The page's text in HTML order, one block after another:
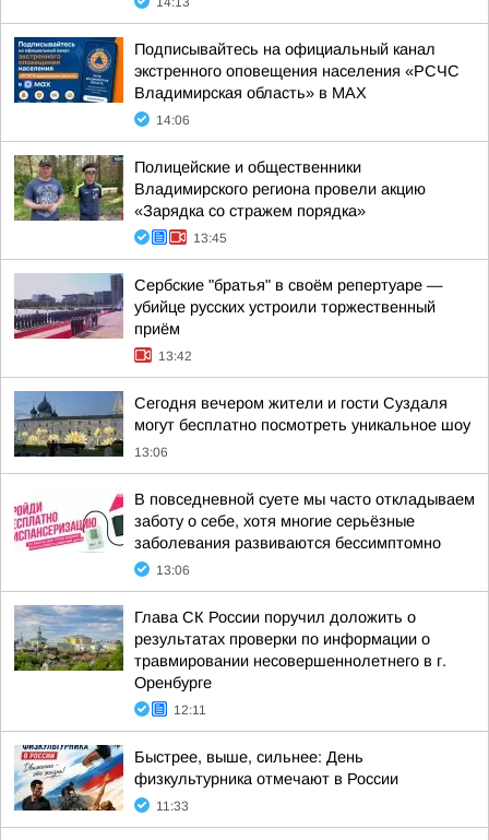
Подписывайтесь на официальный канал
экстренного оповещения населения «РСЧС
Владимирская область» в МАХ
14:06
Полицейские и общественники
Владимирского региона провели акцию
«Зарядка со стражем порядка»
13:45
Сербские "братья" в своём репертуаре —
убийце русских устроили торжественный
приём
13:42
Сегодня вечером жители и гости Суздаля
могут бесплатно посмотреть уникальное шоу
13:06
В повседневной суете мы часто откладываем
заботу о себе, хотя многие серьёзные
заболевания развиваются бессимптомно
13:06
Глава СК России поручил доложить о
результатах проверки по информации о
травмировании несовершеннолетнего в г.
Оренбурге
12:11
Быстрее, выше, сильнее: День
физкультурника отмечают в России
11:33